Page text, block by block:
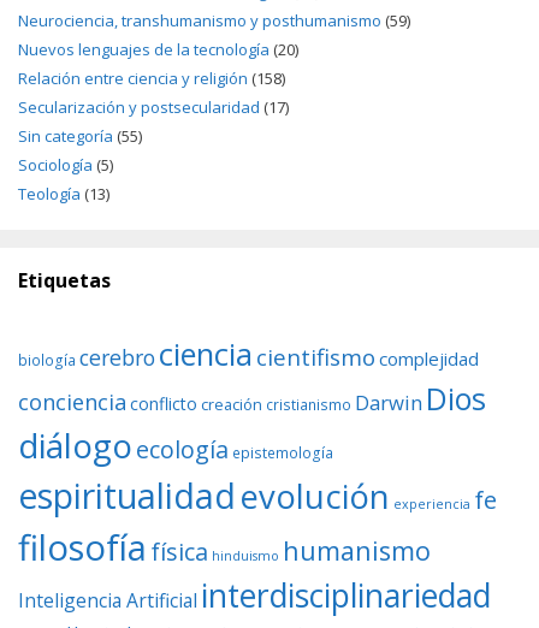
Neurociencia, transhumanismo y posthumanismo (59)
Nuevos lenguajes de la tecnología (20)
Relación entre ciencia y religión (158)
Secularización y postsecularidad (17)
Sin categoría (55)
Sociología (5)
Teología (13)
Etiquetas
biología cerebro ciencia cientifismo complejidad
conciencia conflicto creación cristianismo Darwin Dios
diálogoecología epistemología
espiritualidadevolución experiencia fe
filosofía física hinduismo humanismo
Inteligencia Artificial interdisciplinariedad